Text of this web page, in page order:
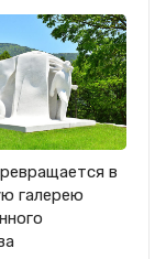
в
галерею